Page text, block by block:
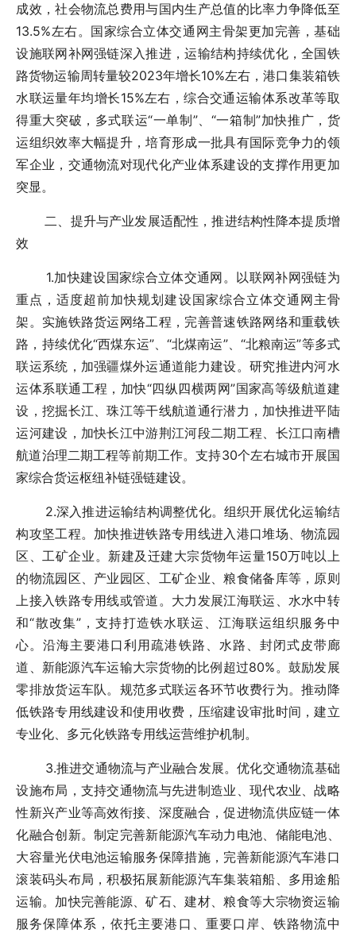
成效，社会物流总费用与国内生产总值的比率力争降低至
13.5%左右。国家综合立体交通网主骨架更加完善，基础
设施联网补网强链深入推进，运输结构持续优化，全国铁
路货物运输周转量较2023年增长10%左右，港口集装箱铁
水联运量年均增长15%左右，综合交通运输体系改革等取
得重大突破，多式联运“一单制”、“一箱制”加快推广，货
运组织效率大幅提升，培育形成一批具有国际竞争力的领
军企业，交通物流对现代化产业体系建设的支撑作用更加
突显。
二、提升与产业发展适配性，推进结构性降本提质增
效
1.加快建设国家综合立体交通网。以联网补网强链为
重点，适度超前加快规划建设国家综合立体交通网主骨
架。实施铁路货运网络工程，完善普速铁路网络和重载铁
路，持续优化“西煤东运”、“北煤南运”、“北粮南运”等多式
联运系统，加强疆煤外运通道能力建设。研究推进内河水
运体系联通工程，加快“四纵四横两网”国家高等级航道建
设，挖掘长江、珠江等干线航道通行潜力，加快推进平陆
运河建设，加快长江中游荆江河段二期工程、长江口南槽
航道治理二期工程等前期工作。支持30个左右城市开展国
家综合货运枢纽补链强链建设。
2.深入推进运输结构调整优化。组织开展优化运输结
构攻坚工程。加快推进铁路专用线进入港口堆场、物流园
区、工矿企业。新建及迁建大宗货物年运量150万吨以上
的物流园区、产业园区、工矿企业、粮食储备库等，原则
上接入铁路专用线或管道。大力发展江海联运、水水中转
和“散改集”，支持打造铁水联运、江海联运组织服务中
心。沿海主要港口利用疏港铁路、水路、封闭式皮带廊
道、新能源汽车运输大宗货物的比例超过80%。鼓励发展
零排放货运车队。规范多式联运各环节收费行为。推动降
低铁路专用线建设和使用收费，压缩建设审批时间，建立
专业化、多元化铁路专用线运营维护机制。
3.推进交通物流与产业融合发展。优化交通物流基础
设施布局，支持交通物流与先进制造业、现代农业、战略
性新兴产业等高效衔接、深度融合，促进物流供应链一体
化融合创新。制定完善新能源汽车动力电池、储能电池、
大容量光伏电池运输服务保障措施，完善新能源汽车港口
滚装码头布局，积极拓展新能源汽车集装箱船、多用途船
运输。加快完善能源、矿石、建材、粮食等大宗物资运输
服务保障体系，依托主要港口、重要口岸、铁路物流中